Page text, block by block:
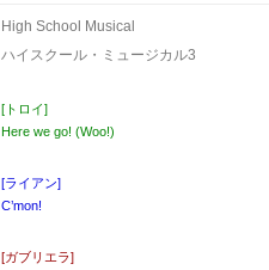
High School Musical
ハイスクール・ミュージカル3
[トロイ]
Here we go! (Woo!)
[ライアン]
C’mon!
[ガブリエラ]